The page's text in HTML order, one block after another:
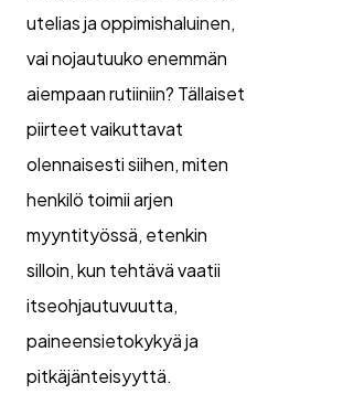
utelias ja oppimishaluinen,
vai nojautuuko enemmän
aiempaan rutiiniin? Tällaiset
piirteet vaikuttavat
olennaisesti siihen, miten
henkilö toimii arjen
myyntityössä, etenkin
silloin, kun tehtävä vaatii
itseohjautuvuutta,
paineensietokykyä ja
pitkäjänteisyyttä.